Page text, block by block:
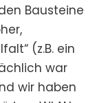
Bausteine
(z.B. ein
war
wir haben